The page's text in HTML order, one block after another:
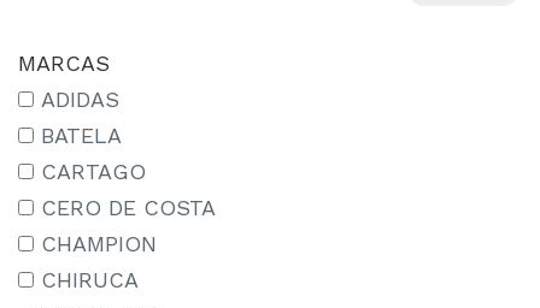
14-15 AÑOS
15-16 AÑOS
15/18
16
17
18
18M
MARCAS
ADIDAS
BATELA
CARTAGO
CERO DE COSTA
CHAMPION
CHIRUCA